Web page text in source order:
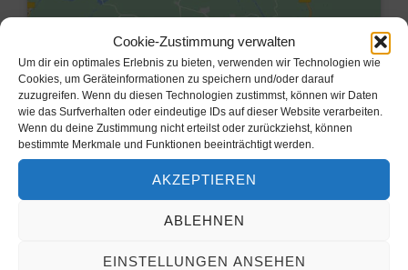
Cookie-Zustimmung verwalten
Um dir ein optimales Erlebnis zu bieten, verwenden wir Technologien wie
Cookies, um Geräteinformationen zu speichern und/oder darauf
zuzugreifen. Wenn du diesen Technologien zustimmst, können wir Daten
wie das Surfverhalten oder eindeutige IDs auf dieser Website verarbeiten.
Wenn du deine Zustimmung nicht erteilst oder zurückziehst, können
bestimmte Merkmale und Funktionen beeinträchtigt werden.
AKZEPTIEREN
ABLEHNEN
EINSTELLUNGEN ANSEHEN
Klicke hier, um Marketing-Cookies
zu akzeptieren und diesen Inhalt zu
aktivieren